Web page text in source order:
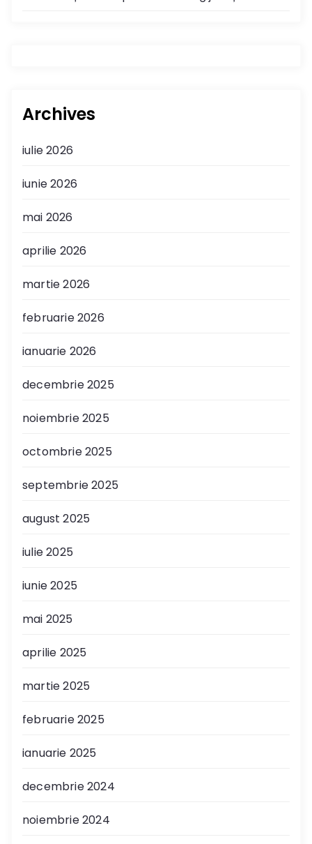
Archives
iulie 2026
iunie 2026
mai 2026
aprilie 2026
martie 2026
februarie 2026
ianuarie 2026
decembrie 2025
noiembrie 2025
octombrie 2025
septembrie 2025
august 2025
iulie 2025
iunie 2025
mai 2025
aprilie 2025
martie 2025
februarie 2025
ianuarie 2025
decembrie 2024
noiembrie 2024